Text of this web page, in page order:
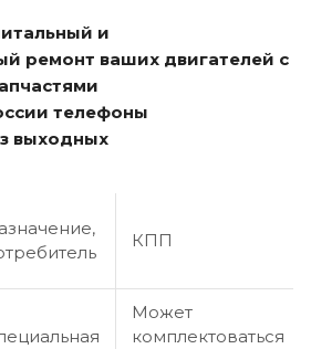
и
ремонт ваших двигателей с
телефоны
выходных
КПП
Может
комплектоваться